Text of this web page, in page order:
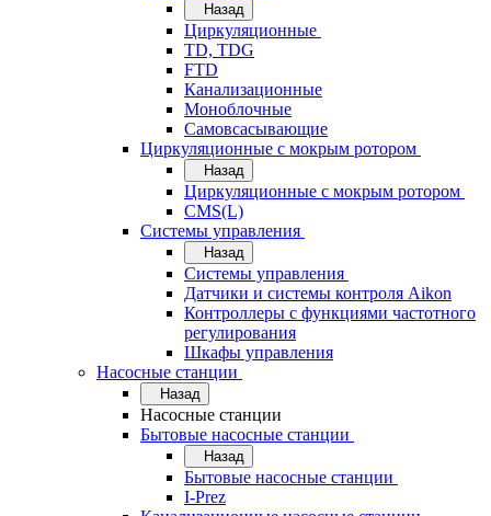
Назад
Циркуляционные
TD, TDG
FTD
Канализационные
Моноблочные
Самовсасывающие
Циркуляционные с мокрым ротором
Назад
Циркуляционные с мокрым ротором
CMS(L)
Системы управления
Назад
Системы управления
Датчики и системы контроля Aikon
Контроллеры с функциями частотного
регулирования
Шкафы управления
Насосные станции
Назад
Насосные станции
Бытовые насосные станции
Назад
Бытовые насосные станции
I-Prez